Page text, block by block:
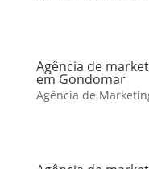
Agência de
em Gondomar
Agência de